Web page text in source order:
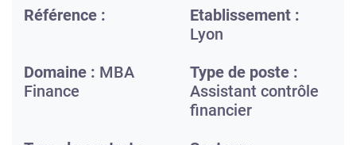
Référence :
Etablissement :
Lyon
Domaine : MBA
Finance
Type de poste :
Assistant contrôle
financier